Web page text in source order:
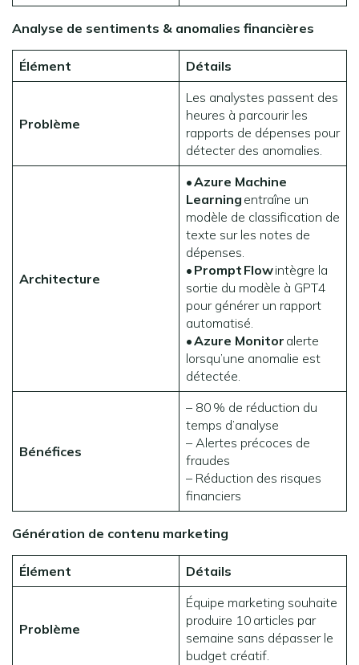
Analyse de sentiments & anomalies financières
Élément Détails
Problème
Les analystes passent des
heures à parcourir les
rapports de dépenses pour
détecter des anomalies.
Architecture
•Azure Machine
Learning entraîne un
modèle de classification de
texte sur les notes de
dépenses.
• Prompt Flowintègre la
sortie du modèle à GPT4
pour générer un rapport
automatisé.
•Azure Monitor alerte
lorsqu’une anomalie est
détectée.
Bénéfices
– 80 % de réduction du
temps d’analyse
– Alertes précoces de
fraudes
– Réduction des risques
financiers
Génération de contenu marketing
Élément Détails
Problème
Équipe marketing souhaite
produire 10 articles par
semaine sans dépasser le
budget créatif.